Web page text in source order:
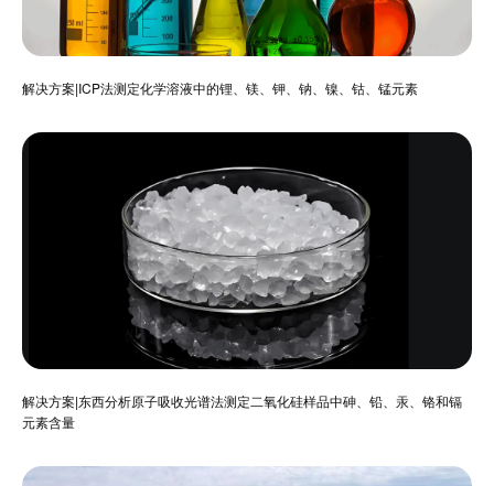
解决方案|ICP法测定化学溶液中的锂、镁、钾、钠、镍、钴、锰元素
解决方案|东西分析原子吸收光谱法测定二氧化硅样品中砷、铅、汞、铬和镉
元素含量